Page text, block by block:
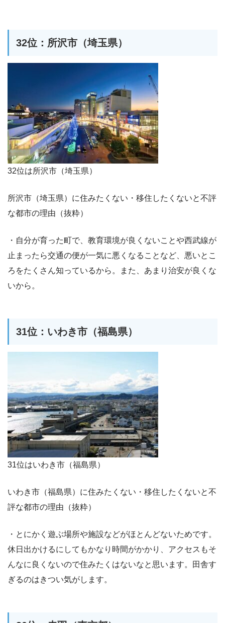
32位：所沢市（埼玉県）
32位は所沢市（埼玉県）
所沢市（埼玉県）に住みたくない・移住したくないと不評
な都市の理由（抜粋）
・自分が育った町で、教育環境が良くないことや西武線が
止まったら交通の便が一気に悪くなることなど、悪いとこ
ろをたくさん知っているから。また、あまり治安が良くな
いから。
31位：いわき市（福島県）
31位はいわき市（福島県）
いわき市（福島県）に住みたくない・移住したくないと不
評な都市の理由（抜粋）
・とにかく遊ぶ場所や施設などがほとんどないためです。
休日出かけるにしてもかなり時間がかかり、アクセスもそ
んなに良くないので住みたくはないなと思います。田舎す
ぎるのはきつい気がします。